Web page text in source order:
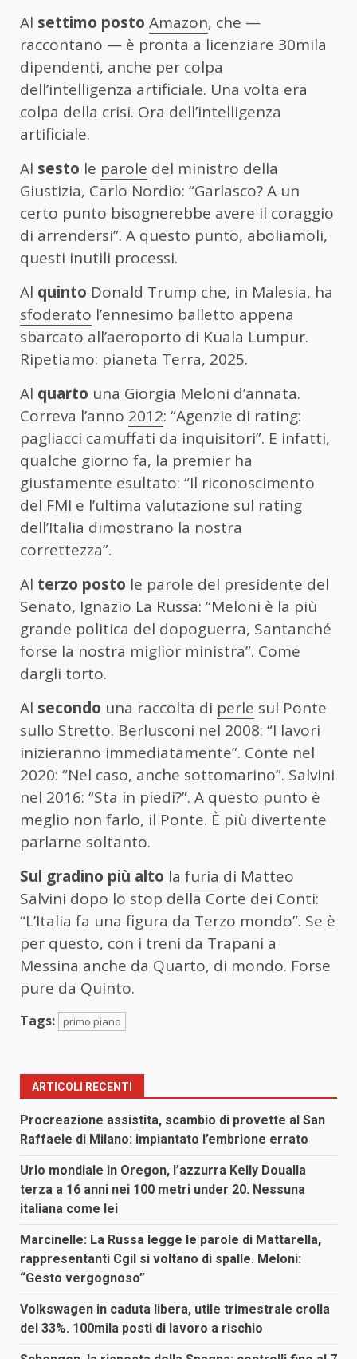
Al settimo posto Amazon, che —
raccontano — è pronta a licenziare 30mila
dipendenti, anche per colpa
dell’intelligenza artificiale. Una volta era
colpa della crisi. Ora dell’intelligenza
artificiale.
Al sesto le parole del ministro della
Giustizia, Carlo Nordio: “Garlasco? A un
certo punto bisognerebbe avere il coraggio
di arrendersi”. A questo punto, aboliamoli,
questi inutili processi.
Al quinto Donald Trump che, in Malesia, ha
sfoderato l’ennesimo balletto appena
sbarcato all’aeroporto di Kuala Lumpur.
Ripetiamo: pianeta Terra, 2025.
Al quarto una Giorgia Meloni d’annata.
Correva l’anno 2012: “Agenzie di rating:
pagliacci camuffati da inquisitori”. E infatti,
qualche giorno fa, la premier ha
giustamente esultato: “Il riconoscimento
del FMI e l’ultima valutazione sul rating
dell’Italia dimostrano la nostra
correttezza”.
Al terzo posto le parole del presidente del
Senato, Ignazio La Russa: “Meloni è la più
grande politica del dopoguerra, Santanché
forse la nostra miglior ministra”. Come
dargli torto.
Al secondo una raccolta di perle sul Ponte
sullo Stretto. Berlusconi nel 2008: “I lavori
inizieranno immediatamente”. Conte nel
2020: “Nel caso, anche sottomarino”. Salvini
nel 2016: “Sta in piedi?”. A questo punto è
meglio non farlo, il Ponte. È più divertente
parlarne soltanto.
Sul gradino più alto la furia di Matteo
Salvini dopo lo stop della Corte dei Conti:
“L’Italia fa una figura da Terzo mondo”. Se è
per questo, con i treni da Trapani a
Messina anche da Quarto, di mondo. Forse
pure da Quinto.
Tags: primo piano
ARTICOLI RECENTI
Procreazione assistita, scambio di provette al San
Raffaele di Milano: impiantato l’embrione errato
Urlo mondiale in Oregon, l’azzurra Kelly Doualla
terza a 16 anni nei 100 metri under 20. Nessuna
italiana come lei
Marcinelle: La Russa legge le parole di Mattarella,
rappresentanti Cgil si voltano di spalle. Meloni:
“Gesto vergognoso”
Volkswagen in caduta libera, utile trimestrale crolla
del 33%. 100mila posti di lavoro a rischio